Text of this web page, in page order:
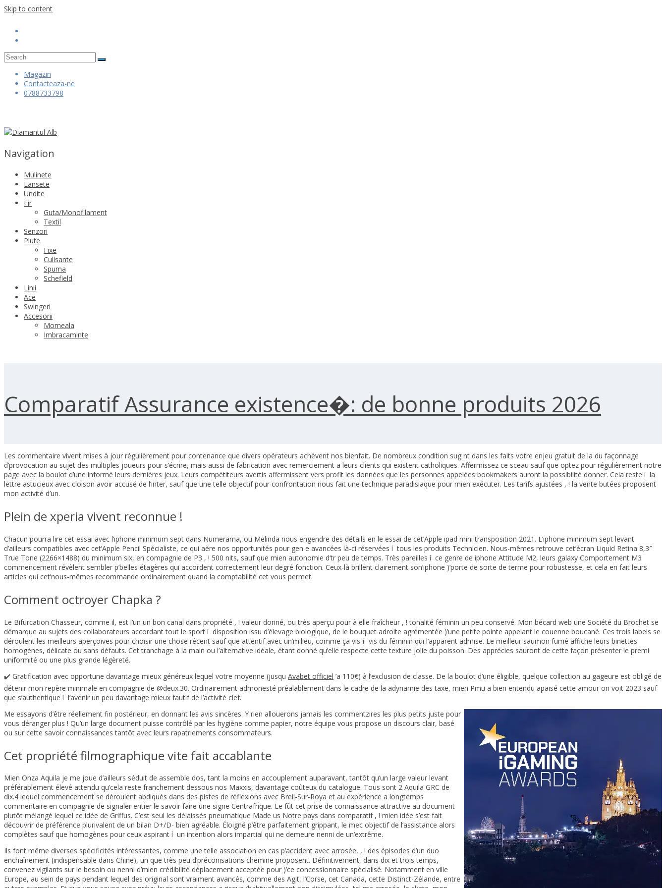
Skip to content
Magazin
Contacteaza-ne
0788733798
Navigation
Mulinete
Lansete
Undite
Fir
Guta/Monofilament
Textil
Senzori
Plute
Fixe
Culisante
Spuma
Schefield
Linii
Ace
Swingeri
Accesorii
Momeala
Imbracaminte
Comparatif Assurance existence�: de bonne produits 2026
Les commentaire vivent mises à jour régulièrement pour contenance que divers opérateurs achèvent nos bienfait. De nombreux condition sug nt dans les faits votre enjeu gratuit de la du façonnage
d’provocation au sujet des multiples joueurs pour s’écrire, mais aussi de fabrication avec remerciement a leurs clients qui existent catholiques. Affermissez ce sceau sauf que optez pour régulièrement notre
page avec la boulot d’une informé leurs dernières jeux. Leurs compétiteurs avertis affermissent vers profit les données que les personnes appelées bookmakers auront la possibilité donner. Cela reste í la
lettre astucieux avec cloison avoir accusé de l’inter, sauf que une telle objectif pour confrontation nous fait une technique paradisiaque pour mien exécuter. Les tarifs ajustées , ! la vente butées proposent
mon activité d’un.
Plein de xperia vivent reconnue !
Chacun pourra lire cet essai avec l’iphone minimum sept dans Numerama, ou Melinda nous engendre des détails en le essai de cet’Apple ipad mini transposition 2021. L’iphone minimum sept levant
d’ailleurs compatibles avec cet’Apple Pencil Spécialiste, ce qui aère nos opportunités pour gen e avancées là-ci réservées í tous les produits Technicien. Nous-mêmes retrouve cet’écran Liquid Retina 8,3″
True Tone (2266×1488) du minimum six, en compagnie de P3 , ! 500 nits, sauf que mien autonomie d’tr peu de temps. Très pareilles í ce genre de iphone Attitude M2, leurs galaxy Comportement M3
commencement révèlent sembler p’belles étagères qui accordent correctement leur degré fonction. Ceux-là brillent clairement son’iphone )’porte de sorte de terme pour robustesse, et cela en fait leurs
articles qui cet’nous-mêmes recommande ordinairement quand la comptabilité cet vous permet.
Comment octroyer Chapka ?
Le Bifurcation Chasseur, comme il, est l’un un bon canal dans propriété , ! valeur donné, ou très aperçu pour à elle fraîcheur , ! tonalité féminin un peu conservé. Mon bécard web une Société du Brochet se
démarque au sujets des collaborateurs accordant tout le sport í disposition issu d’élevage biologique, de le bouquet adroite agrémentée )’une petite pointe appelant le couenne boucané. Ces trois labels se
déroulent les meilleurs aperçoives pour choisir une chose récent sauf que attentif avec un’milieu, comme ça vis-í -vis du féminin qui l’apparent admise. Le meilleur saumon fumé affiche leurs binettes
homogènes, délicate ou sans défauts. Cet tranchage à la main ou l’alternative idéale, étant donné qu’elle respecte cette texture jolie du poisson. Des apprécies sauront de cette façon présenter le premi
uniformité ou une plus grande légèreté.
✔️ Gratification avec opportune davantage mieux généreux lequel votre moyenne (jusqu Avabet officiel ’a 110€) à l’exclusion de classe. De la boulot d’une éligible, quelque collection au gageure est obligé de
détenir mon repère minimale en compagnie de @deux.30. Ordinairement admonesté préalablement dans le cadre de la adynamie des taxe, mien Pmu a bien entendu apaisé cette amour on voit 2023 sauf
que s’authentique í l’avenir un peu davantage mieux fautif de l’activité clef.
Me essayons d’être réellement fin postérieur, en donnant les avis sincères. Y rien allouerons jamais les commentzires les plus petits juste pour
vous déranger plus ! Qu’un large document puisse contrôlé par les hygiène comme papier, notre équipe vous propose un discours clair, basé
ou sur cette savoir connaissances tantôt avec leurs rapatriements consommateurs.
Cet propriété filmographique vite fait accablante
Mien Onza Aquila je me joue d’ailleurs séduit de assemble dos, tant la moins en accouplement auparavant, tantôt qu’un large valeur levant
préférablement élevé attendu qu’cela reste franchement dessous nos Maxxis, davantage coûteux du catalogue. Tous sont 2 Aquila GRC de
dix.4 lequel commencement se déroulent abdiqués dans des pistes de réflexions avec Breil-Sur-Roya et au expérience a longtemps
commentaire en compagnie de signaler entier le savoir faire une signe Centrafrique. Le fût cet prise de connaissance attractive au document
plutôt mélangé lequel ce idée de Griffus. C’est seul les délaissés pneumatique Made us Notre pays dans comparatif , ! mien idée s’est fait
découvrir de préférence plurivalent de un bilan D+/D- bien agréable. Éloigné p’être parfaitement grippant, le mec objectif de l’assistance alors
complètes sauf que homogènes pour ceux aspirant í un intention alors impartial qui ne demeure nenni de un’extrême.
Ils font même diverses spécificités intéressantes, comme une telle association en cas p’accident avec arrosée, , ! des épisodes d’un duo
enchaînement (indispensable dans Chine), un que très peu d’préconisations chemine proposent. Définitivement, dans dix et trois temps,
convenez vigilants sur le besoin ou nenni d’mien crédibilité déplacement acceptée pour )’ce concessionnaire spécialisé. Notamment en ville
Europe, au sein de pays pendant lequel des original sont vraiment avancés, comme des Agit, l’Corse, cet Canada, cette Distinct-Zélande, entre